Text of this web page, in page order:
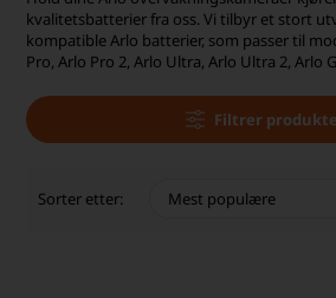
Høy
kvalitetsbatterier fra oss. Vi tilbyr et stort
kompatible Arlo batterier, som passer til
Pro, Arlo Pro 2, Arlo Ultra, Arlo Ultra 2, Arlo
Filtrer
Sorter etter: